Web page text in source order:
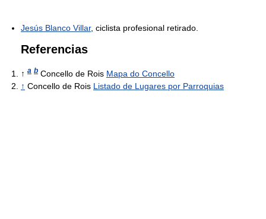
Jesús Blanco Villar, ciclista profesional retirado.
Referencias
↑ a b Concello de Rois Mapa do Concello
↑ Concello de Rois Listado de Lugares por Parroquias